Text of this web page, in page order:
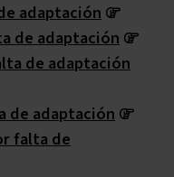
adaptación
de adaptación
de adaptación
de adaptación
falta de